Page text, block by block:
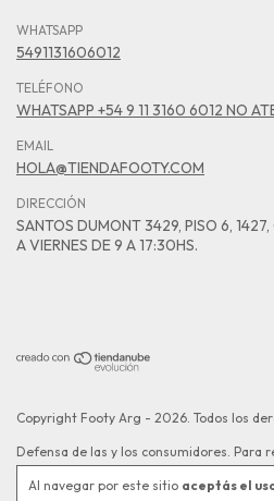
Al navegar por este sitio aceptás el
WHATSAPP
5491131606012
TELÉFONO
WHATSAPP +54 9 11 3160 6012 NO
EMAIL
HOLA@TIENDAFOOTY.COM
DIRECCIÓN
SANTOS DUMONT 3429, PISO 6,
A VIERNES DE 9 A 17:30HS.
Copyright Footy Arg - 2026. Todos los
Defensa de las y los consumidores. Para
de arrepentimiento